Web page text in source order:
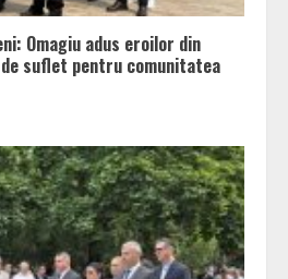
Omagiu adus eroilor din
suflet pentru comunitatea